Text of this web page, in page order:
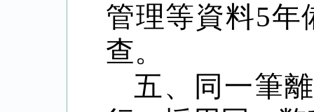
管理等資料5年
查。
五、同一筆